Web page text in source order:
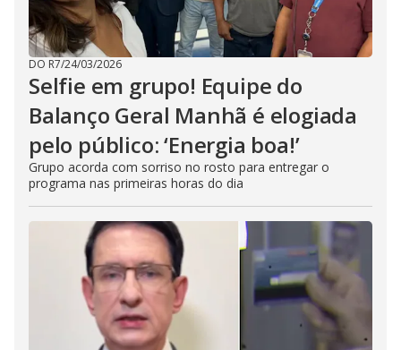
DO R7/24/03/2026
Selfie em grupo! Equipe do
Balanço Geral Manhã é elogiada
pelo público: ‘Energia boa!’
Grupo acorda com sorriso no rosto para entregar o
programa nas primeiras horas do dia